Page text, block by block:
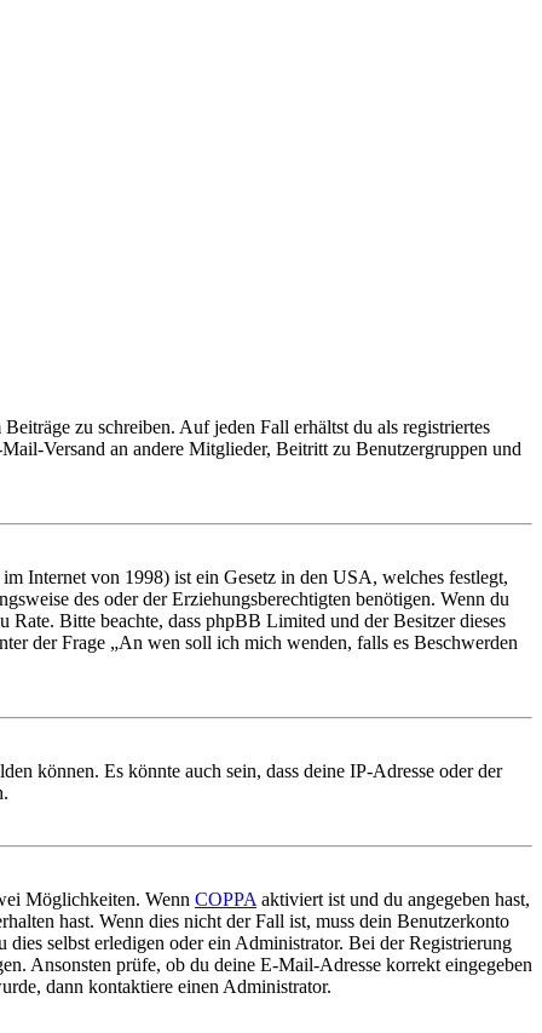
zu schreiben. Auf jeden Fall erhältst du als registriertes
Versand an andere Mitglieder, Beitritt zu Benutzergruppen und
Internet von 1998) ist ein Gesetz in den USA, welches festlegt,
des oder der Erziehungsberechtigten benötigen. Wenn du
Bitte beachte, dass phpBB Limited und der Besitzer dieses
der Frage „An wen soll ich mich wenden, falls es Beschwerden
können. Es könnte auch sein, dass deine IP-Adresse oder der
Möglichkeiten. Wenn COPPA aktiviert ist und du angegeben hast,
hast. Wenn dies nicht der Fall ist, muss dein Benutzerkonto
selbst erledigen oder ein Administrator. Bei der Registrierung
Ansonsten prüfe, ob du deine E-Mail-Adresse korrekt eingegeben
dann kontaktiere einen Administrator.